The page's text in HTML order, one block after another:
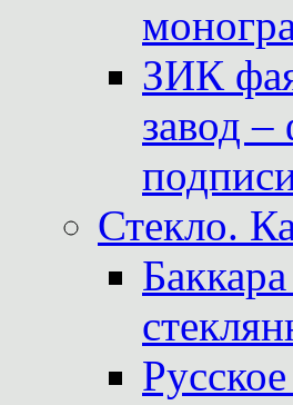
ЗИК
завод –
Стекло.